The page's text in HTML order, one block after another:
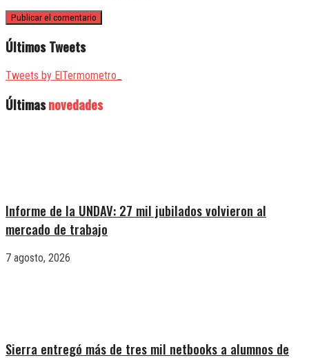
Últimos Tweets
Tweets by ElTermometro_
Últimasnovedades
Informe de la UNDAV: 27 mil jubilados volvieron al
mercado de trabajo
7 agosto, 2026
Sierra entregó más de tres mil netbooks a alumnos de